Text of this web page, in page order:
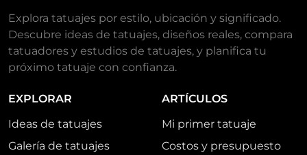
Explora tatuajes por estilo, ubicación y significado.
Descubre ideas de tatuajes, diseños reales, compara
tatuadores y estudios de tatuajes, y planifica tu
próximo tatuaje con confianza.
EXPLORAR
Ideas de tatuajes
Galería de tatuajes
ARTÍCULOS
Mi primer tatuaje
Costos y presupuesto